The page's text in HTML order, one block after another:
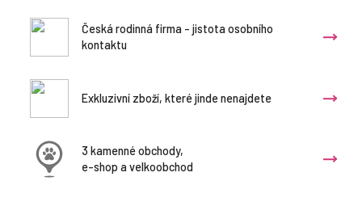
Česká rodinná firma - jistota osobního
kontaktu
Exkluzivní zboží, které jinde nenajdete
3 kamenné obchody,
e-shop a velkoobchod